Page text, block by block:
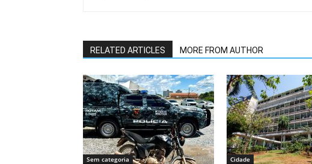
RELATED ARTICLES MORE FROM AUTHOR
Sem categoria Cidade